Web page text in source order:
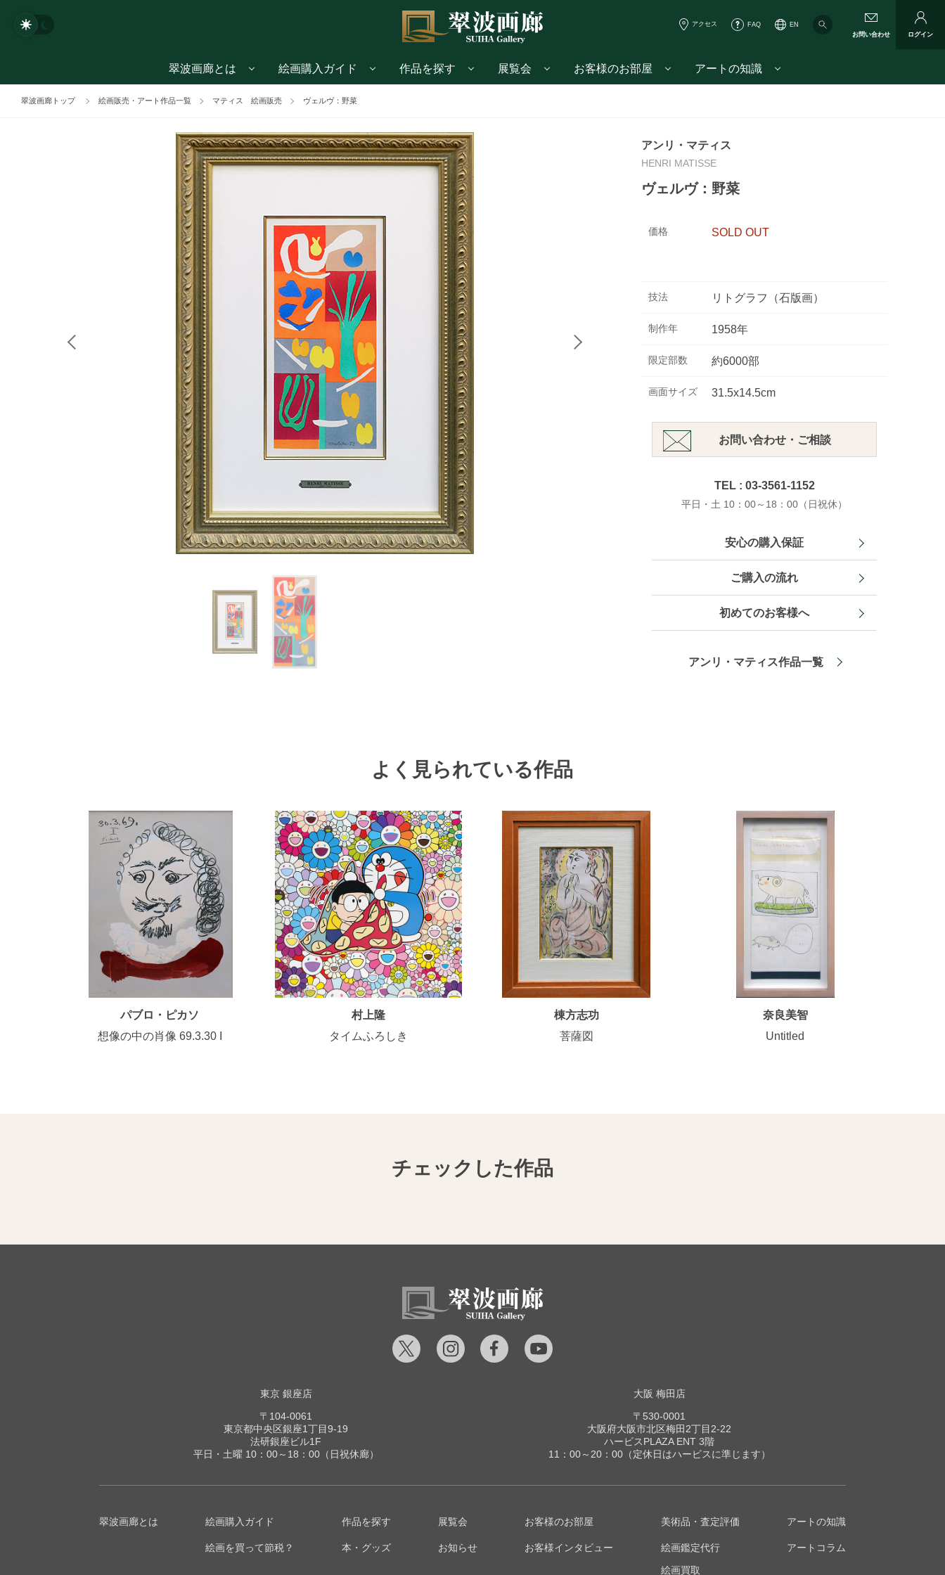
アクセス FAQ
EN
お問い合わせ
ログイン
翠波画廊とは 絵画購入ガイド 作品を探す 展覧会 お客様のお部屋 アートの知識
翠波画廊トップ 絵画販売・アート作品一覧 マティス 絵画販売 ヴェルヴ：野菜
アンリ・マティス
HENRI MATISSE
ヴェルヴ：野菜
価格 SOLD OUT
技法 リトグラフ（石版画）
制作年 1958年
限定部数 約6000部
画面サイズ 31.5x14.5cm
お問い合わせ・ご相談
TEL : 03-3561-1152
平日・土 10：00～18：00（日祝休）
安心の購入保証
ご購入の流れ
初めてのお客様へ
アンリ・マティス作品一覧
よく見られている作品
パブロ・ピカソ
想像の中の肖像 69.3.30 I
村上隆
タイムふろしき
棟方志功
菩薩図
奈良美智
Untitled
チェックした作品
東京 銀座店
〒104-0061
東京都中央区銀座1丁目9-19
法研銀座ビル1F
平日・土曜 10：00～18：00（日祝休廊）
大阪 梅田店
〒530-0001
大阪府大阪市北区梅田2丁目2-22
ハービスPLAZA ENT 3階
11：00～20：00（定休日はハービスに準じます）
翠波画廊とは 絵画購入ガイド
絵画を買って節税？
作品を探す
本・グッズ
展覧会
お知らせ
お客様のお部屋
お客様インタビュー
美術品・査定評価
絵画鑑定代行
絵画買取
アートの知識
アートコラム